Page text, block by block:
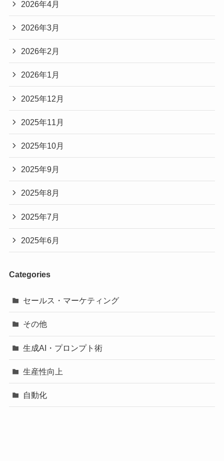
2026年4月
2026年3月
2026年2月
2026年1月
2025年12月
2025年11月
2025年10月
2025年9月
2025年8月
2025年7月
2025年6月
Categories
セールス・マーケティング
その他
生成AI・プロンプト術
生産性向上
自動化